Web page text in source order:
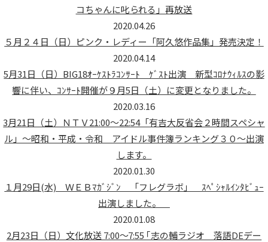
コちゃんに叱られる」再放送
2020.04.26
５月２４日（日）ピンク・レディー「阿久悠作品集」発売決定！
2020.04.14
5月31日（日）BIG18ｵｰｹｽﾄﾗｺﾝｻｰﾄ ｹﾞｽﾄ出演 新型ｺﾛﾅｳｨﾙｽの影
響に伴い、ｺﾝｻｰﾄ開催が９月5日（土）に変更となりました。
2020.03.16
3月21日（土）ＮＴＶ21:00～22:54「有吉大反省会２時間スペシャ
ル」～昭和・平成・令和 アイドル事件簿ランキング３０～出演
します。
2020.01.30
１月29日(水) ＷＥＢﾏｶﾞｼﾞﾝ 「フレグラボ」 ｽﾍﾟｼｬﾙｲﾝﾀﾋﾞｭｰ
出演しました。
2020.01.08
2月23日（日）文化放送 7:00～7:55 ｢志の輔ラジオ 落語DEデー